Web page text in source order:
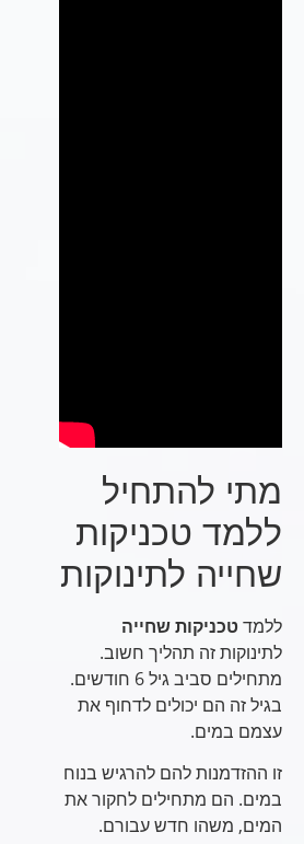
מתי להתחיל
ללמד טכניקות
שחייה לתינוקות
ללמדטכניקות שחייה
לתינוקות זה תהליך חשוב.
מתחילים סביב גיל 6 חודשים.
בגיל זה הם יכולים לדחוף את
עצמם במים.
זו ההזדמנות להם להרגיש בנוח
במים. הם מתחילים לחקור את
המים, משהו חדש עבורם.